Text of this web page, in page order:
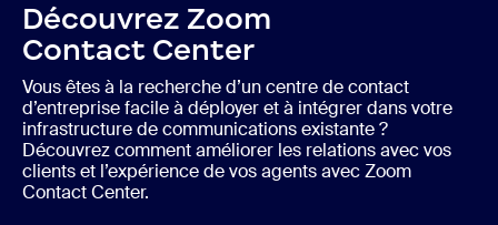
Découvrez Zoom
Contact Center
Vous êtes à la recherche d’un centre de contact
d’entreprise facile à déployer et à intégrer dans votre
infrastructure de communications existante ?
Découvrez comment améliorer les relations avec vos
clients et l’expérience de vos agents avec Zoom
Contact Center.